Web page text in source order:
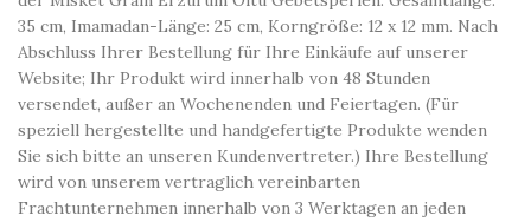
35 cm, Imamadan-Länge: 25 cm, Korngröße: 12 x 12 mm. Nach
Abschluss Ihrer Bestellung für Ihre Einkäufe auf unserer
Website; Ihr Produkt wird innerhalb von 48 Stunden
versendet, außer an Wochenenden und Feiertagen. (Für
speziell hergestellte und handgefertigte Produkte wenden
Sie sich bitte an unseren Kundenvertreter.) Ihre Bestellung
wird von unserem vertraglich vereinbarten
Frachtunternehmen innerhalb von 3 Werktagen an jeden